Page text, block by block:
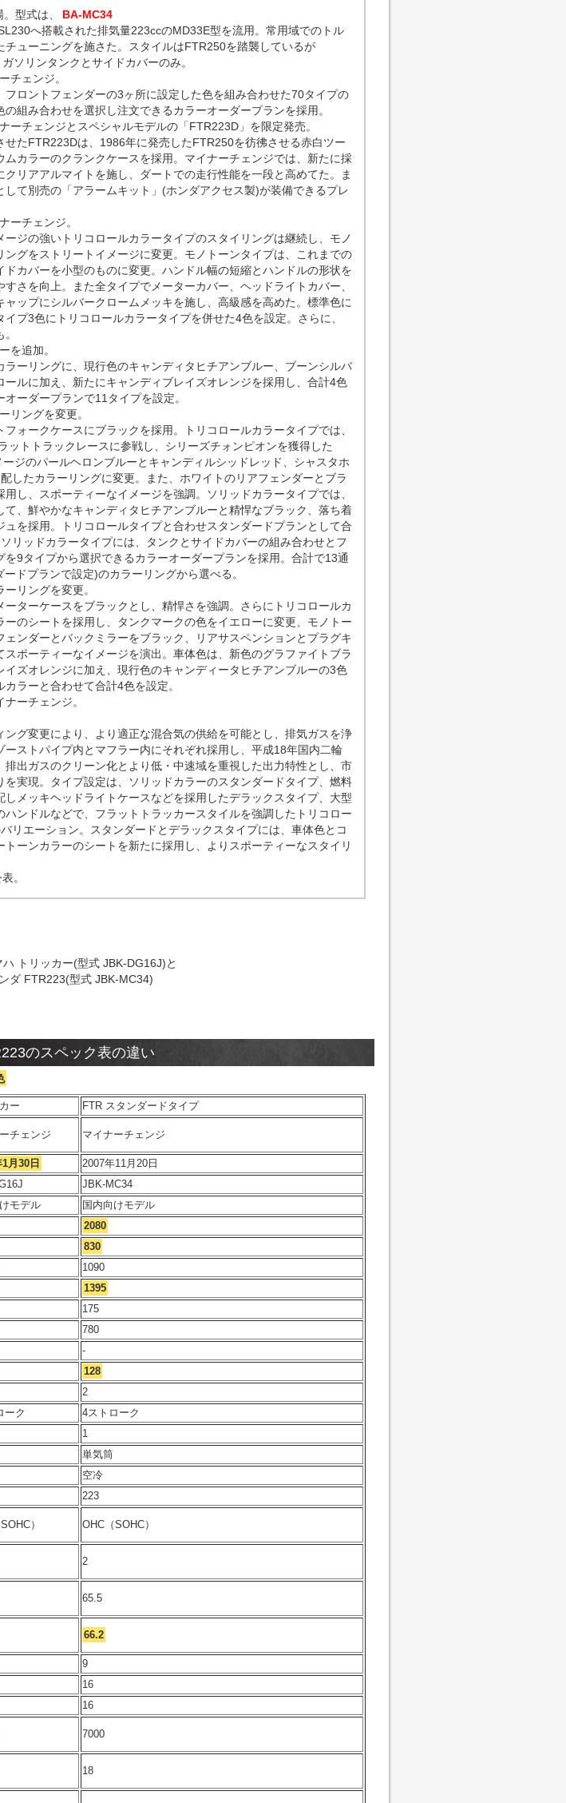
型式は、
BA-MC34
へ搭載された排気量223ccのMD33E型を流用。常用域でのトル
チューニングを施さた。スタイルはFTR250を踏襲しているが
ソリンタンクとサイドカバーのみ。
チェンジ。
フロントフェンダーの3ヶ所に設定した色を組み合わせた70タイプの
組み合わせを選択し注文できるカラーオーダープランを採用。
ーチェンジとスペシャルモデルの「FTR223D」を限定発売。
せたFTR223Dは、1986年に発売したFTR250を彷彿させる赤白ツー
ムカラーのクランクケースを採用。マイナーチェンジでは、新たに採
クリアアルマイトを施し、ダートでの走行性能を一段と高めてた。ま
して別売の「アラームキット」(ホンダアクセス製)が装備できるプレ
ーチェンジ。
ージの強いトリコロールカラータイプのスタイリングは継続し、モノ
ングをストリートイメージに変更。モノトーンタイプは、これまでの
ドカバーを小型のものに変更。ハンドル幅の短縮とハンドルの形状を
すさを向上。また全タイプでメーターカバー、ヘッドライトカバー、
ャップにシルバークロームメッキを施し、高級感を高めた。標準色に
プ3色にトリコロールカラータイプを併せた4色を設定。さらに、
を追加。
ラーリングに、現行色のキャンディタヒチアンブルー、ブーンシルバ
ールに加え、新たにキャンディブレイズオレンジを採用し、合計4色
ーダープランで11タイプを設定。
リングを変更。
ォークケースにブラックを採用。トリコロールカラータイプでは、
ットトラックレースに参戦し、シリーズチォンピオンを獲得した
ジのパールヘロンブルーとキャンディルシッドレッド、シャスタホ
したカラーリングに変更。また、ホワイトのリアフェンダーとブラ
用し、スポーティーなイメージを強調。ソリッドカラータイプでは、
て、鮮やかなキャンディタヒチアンブルーと精悍なブラック、落ち着
ュを採用。トリコロールタイプと合わせスタンダードプランとして合
リッドカラータイプには、タンクとサイドカバーの組み合わせとフ
を9タイプから選択できるカラーオーダープランを採用。合計で13通
ドプランで設定)のカラーリングから選べる。
ーリングを変更。
ーターケースをブラックとし、精悍さを強調。さらにトリコロールカ
ーのシートを採用し、タンクマークの色をイエローに変更、モノトー
ェンダーとバックミラーをブラック、リアサスペンションとプラグキ
スポーティーなイメージを演出。車体色は、新色のグラファイトブラ
イズオレンジに加え、現行色のキャンディータヒチアンブルーの3色
ラーと合わせて合計4色を設定。
ナーチェンジ。
ング変更により、より適正な混合気の供給を可能とし、排気ガスを浄
ーストパイプ内とマフラー内にそれぞれ採用し、平成18年国内二輪
排出ガスのクリーン化とより低・中速域を重視した出力特性とし、市
を実現。タイプ設定は、ソリッドカラーのスタンダードタイプ、燃料
しメッキヘッドライトケースなどを採用したデラックスタイプ、大型
ハンドルなどで、フラットトラッカースタイルを強調したトリコロー
リエーション。スタンダードとデラックスタイプには、車体色とコ
トーンカラーのシートを新たに採用し、よりスポーティーなスタイリ
。
トリッカー(型式 JBK-DG16J)と
ダ FTR223(型式 JBK-MC34)
のスペック表の違い
ー
FTR スタンダードタイプ
チェンジ マイナーチェンジ
月30日
2007年11月20日
JBK-MC34
モデル
国内向けモデル
2080
830
1090
1395
175
780
-
128
2
ーク
4ストローク
1
単気筒
空冷
223
） OHC（SOHC）
2
65.5
66.2
9
16
16
7000
18